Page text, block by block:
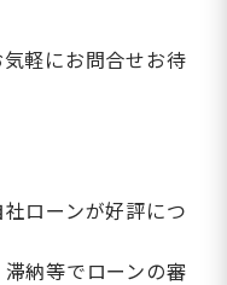
軽にお問合せお待
ローンが好評につ
納等でローンの審